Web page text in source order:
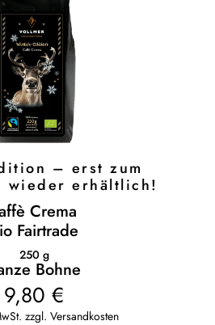
– erst zum
wieder erhältlich!
Crema
Fairtrade
250 g
Bohne
9,80 €
zzgl. Versandkosten